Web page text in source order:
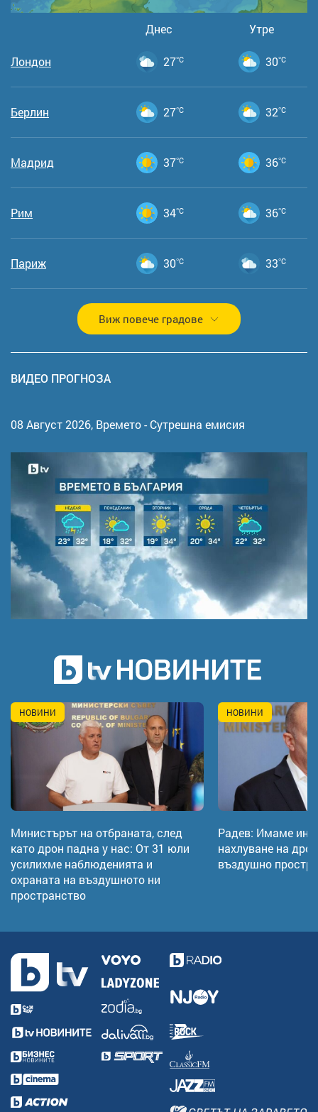
Днес Утре
Лондон 27°C 30°C
Берлин 27°C 32°C
Мадрид 37°C 36°C
Рим 34°C 36°C
Париж 30°C 33°C
Виж повече градове
ВИДЕО ПРОГНОЗА
08 Август 2026, Времето - Сутрешна емисия
НОВИНИ
Министърът на отбраната, след
като дрон падна у нас: От 31 юли
усилихме наблюденията и
охраната на въздушното ни
пространство
НОВИНИ
Радев: Имаме
нахлуване на
въздушно